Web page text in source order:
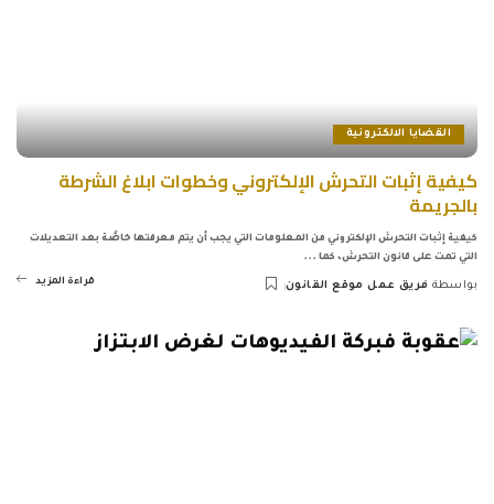
القضايا الالكترونية
كيفية إثبات التحرش الإلكتروني وخطوات ابلاغ الشرطة
بالجريمة
كيفية إثبات التحرش الإلكتروني من المعلومات التي يجب أن يتم معرفتها خاصًة بعد التعديلات
التي تمت على قانون التحرش، كما ...
بواسطة فريق عمل موقع القانون قراءة المزيد